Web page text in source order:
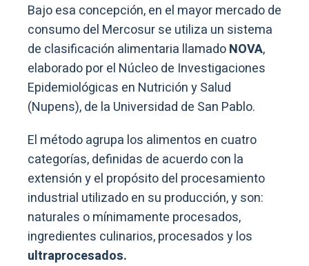
Bajo esa concepción, en el mayor mercado de
consumo del Mercosur se utiliza un sistema
de clasificación alimentaria llamadoNOVA,
elaborado por el Núcleo de Investigaciones
Epidemiológicas en Nutrición y Salud
(Nupens), de la Universidad de San Pablo.
El método agrupa los alimentos en cuatro
categorías, definidas de acuerdo con la
extensión y el propósito del procesamiento
industrial utilizado en su producción, y son:
naturales o mínimamente procesados,
ingredientes culinarios, procesados y los
ultraprocesados.